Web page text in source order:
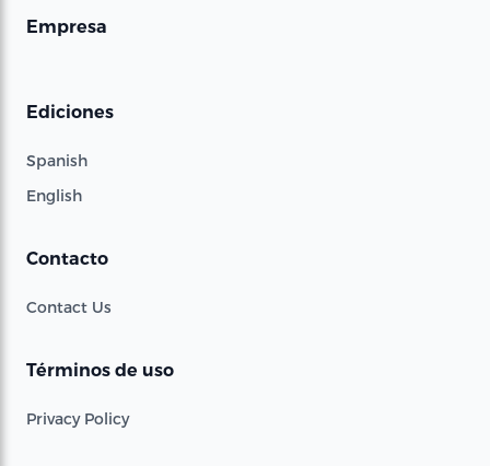
Empresa
Ediciones
Spanish
English
Contacto
Contact Us
Términos de uso
Privacy Policy